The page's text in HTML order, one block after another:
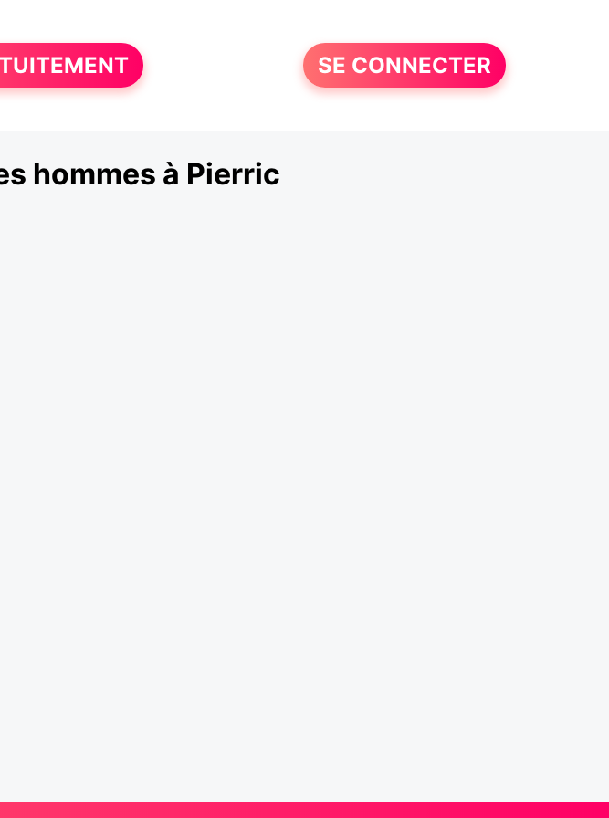
SE CONNECTER
hommes à Pierric